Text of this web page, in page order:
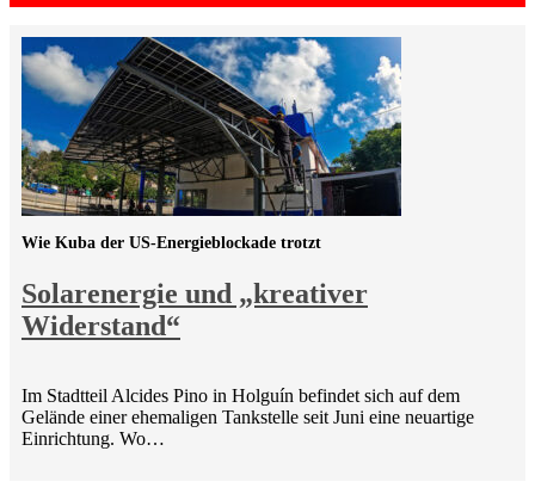
Solarenergie und „kreativer
Widerstand“
Wie Kuba der US-Energieblockade trotzt
Im Stadtteil Alcides Pino in Holguín befindet sich auf dem
Gelände einer ehemaligen Tankstelle seit Juni eine neuartige
Einrichtung. Wo…